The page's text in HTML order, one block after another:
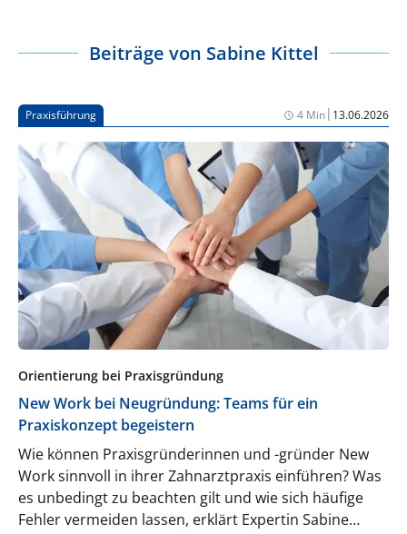
Beiträge von Sabine Kittel
Praxisführung 4 Min| 13.06.2026
Orientierung bei Praxisgründung
New Work bei Neugründung: Teams für ein
Praxiskonzept begeistern
Wie können Praxisgründerinnen und -gründer New
Work sinnvoll in ihrer Zahnarztpraxis einführen? Was
es unbedingt zu beachten gilt und wie sich häufige
Fehler vermeiden lassen, erklärt Expertin Sabine